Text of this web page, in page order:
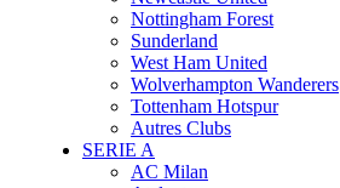
Nottingham Forest
Sunderland
West Ham United
Wolverhampton Wanderers
Tottenham Hotspur
Autres Clubs
SERIE A
AC Milan